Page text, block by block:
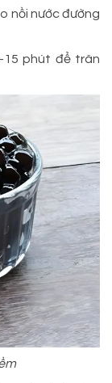
nồi nước đường
15 phút để trân